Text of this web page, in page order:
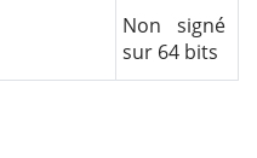
Non signé
sur 64 bits